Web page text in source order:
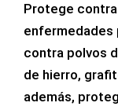
Protege
enfermedades
contra polvos
de hierro,
además,